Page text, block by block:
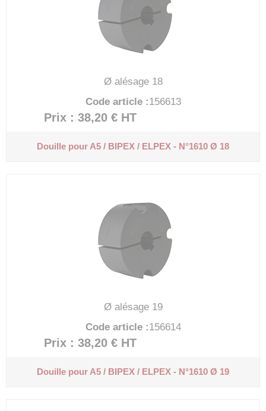
Ø alésage 18
Code article :156613
Prix : 38,20 € HT
Douille pour A5 / BIPEX / ELPEX - N°1610 Ø 18
Ø alésage 19
Code article :156614
Prix : 38,20 € HT
Douille pour A5 / BIPEX / ELPEX - N°1610 Ø 19